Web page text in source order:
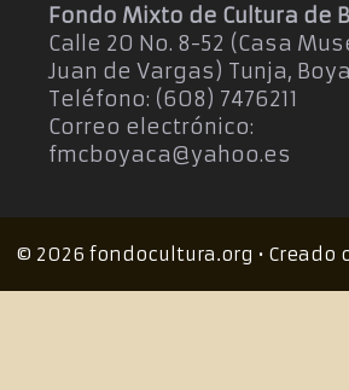
Fondo Mixto de Cultura de
Calle 20 No. 8-52 (Casa
Juan de Vargas) Tunja,
Teléfono: (608) 7476211
Correo electrónico:
fmcboyaca@yahoo.es
© 2026 fondocultura.org • Creado